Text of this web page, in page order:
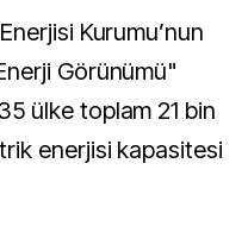
Görünümü"
ülke toplam 21 bin
enerjisi kapasitesi